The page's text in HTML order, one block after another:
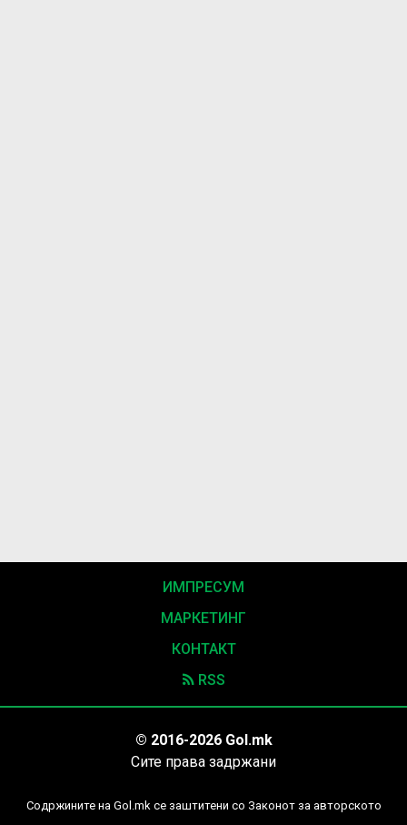
ИМПРЕСУМ
МАРКЕТИНГ
КОНТАКТ
RSS
© 2016-2026 Gol.mk
Сите права задржани
Содржините на Gol.mk се заштитени со Законот за авторското